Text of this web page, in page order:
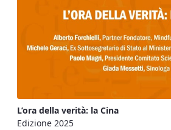
L’ora della verità: la Cina
Edizione 2025